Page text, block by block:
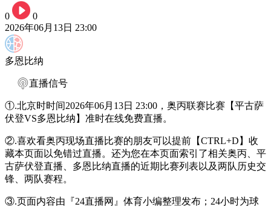
0
0
2026年06月13日 23:00
多恩比纳
直播信号
①.北京时时间2026年06月13日 23:00，奥丙联赛比赛【平古萨
伏登VS多恩比纳】准时在线免费直播。
②.喜欢看奥丙现场直播比赛的朋友可以提前【CTRL+D】收
藏本页面以免错过直播。还为您在本页面索引了相关奥丙、平
古萨伏登直播、多恩比纳直播的近期比赛列表以及两队历史交
锋、两队赛程。
③.页面内容由『24直播网』体育小编整理发布；24小时为球